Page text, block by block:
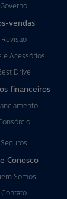
Governo
vendas
Revisão
e Acessórios
Drive
financeiros
Seguros
Conosco
Somos
Contato